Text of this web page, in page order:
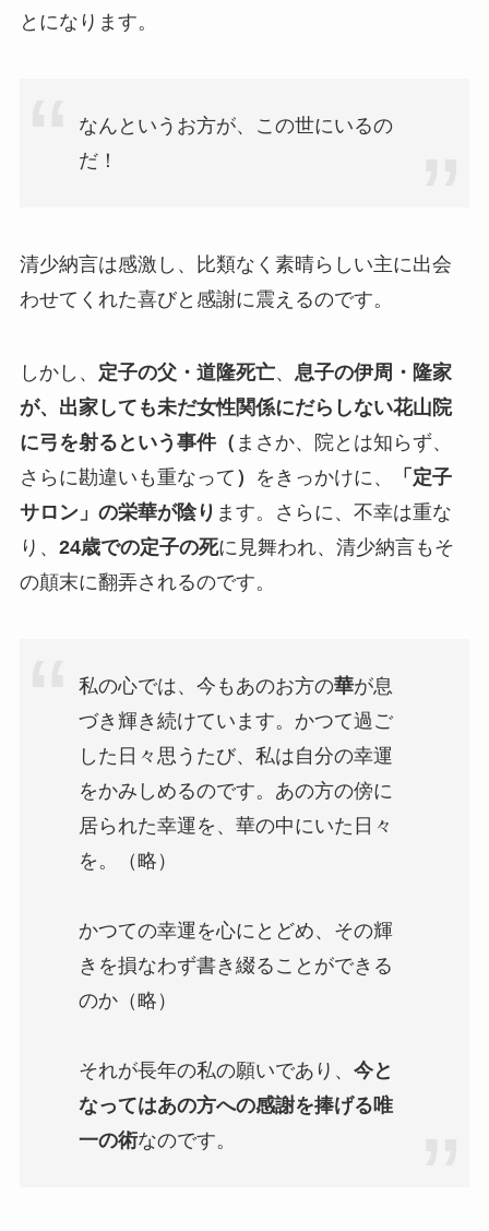
とになります。
なんというお方が、この世にいるの
だ！
清少納言は感激し、比類なく素晴らしい主に出会
わせてくれた喜びと感謝に震えるのです。
しかし、 定子の父・道隆死亡、 息子の伊周・隆家
が、出家しても未だ女性関係にだらしない花山院
に弓を射るという事件（ まさか、院とは知らず、
さらに勘違いも重なって ） をきっかけに、
「定子
サロン」の栄華が陰り ます。さらに、不幸は重な
り、 24歳での定子の死に見舞われ、清少納言もそ
の顛末に翻弄されるのです。
私の心では、今もあのお方の華が息
づき輝き続けています。かつて過ご
した日々思うたび、私は自分の幸運
をかみしめるのです。あの方の傍に
居られた幸運を、華の中にいた日々
を。（略）
かつての幸運を心にとどめ、その輝
きを損なわず書き綴ることができる
のか（略）
それが長年の私の願いであり、 今と
なってはあの方への感謝を捧げる唯
一の術なのです。